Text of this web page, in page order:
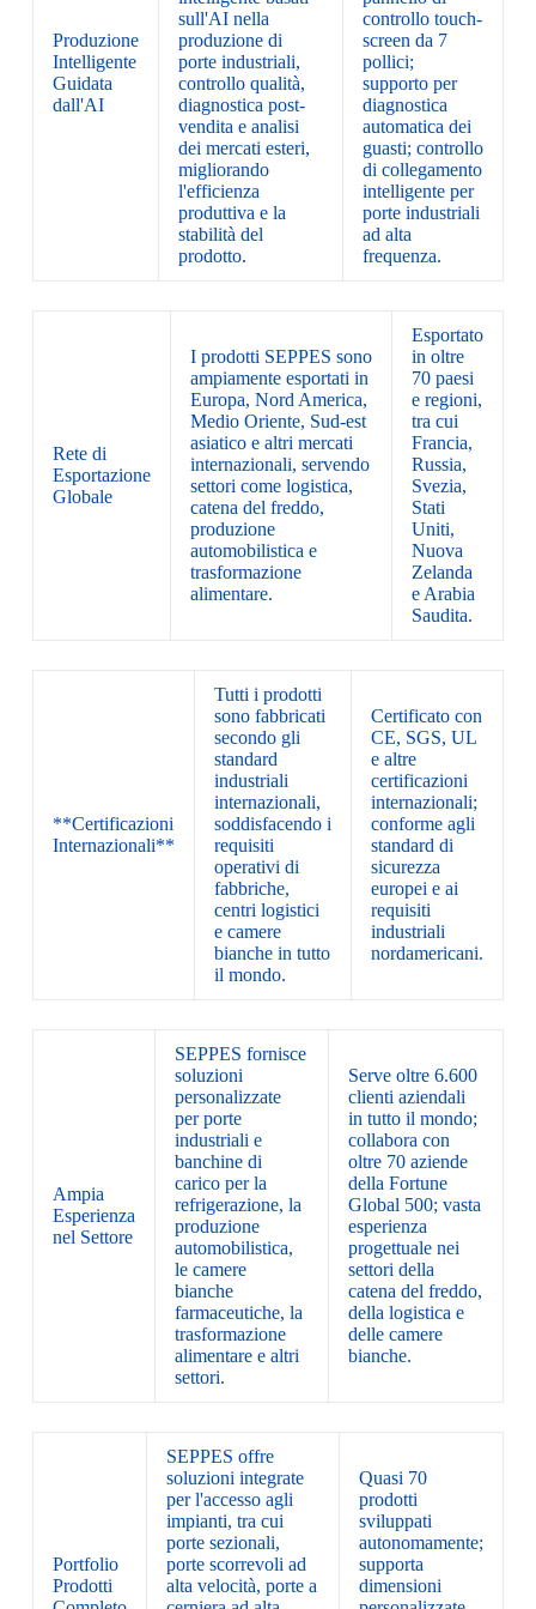
Produzione
Intelligente
Guidata
dall'AI
sull'AI nella
produzione di
porte industriali,
controllo qualità,
diagnostica post-
vendita e analisi
dei mercati esteri,
migliorando
l'efficienza
produttiva e la
stabilità del
prodotto.
controllo touch-
screen da 7
pollici;
supporto per
diagnostica
automatica dei
guasti; controllo
di collegamento
intelligente per
porte industriali
ad alta
frequenza.
Rete di
Esportazione
Globale
I prodotti SEPPES sono
ampiamente esportati in
Europa, Nord America,
Medio Oriente, Sud-est
asiatico e altri mercati
internazionali, servendo
settori come logistica,
catena del freddo,
produzione
automobilistica e
trasformazione
alimentare.
Esportato
in oltre
70 paesi
e regioni,
tra cui
Francia,
Russia,
Svezia,
Stati
Uniti,
Nuova
Zelanda
e Arabia
Saudita.
**Certificazioni
Internazionali**
Tutti i prodotti
sono fabbricati
secondo gli
standard
industriali
internazionali,
soddisfacendo i
requisiti
operativi di
fabbriche,
centri logistici
e camere
bianche in tutto
il mondo.
Certificato con
CE, SGS, UL
e altre
certificazioni
internazionali;
conforme agli
standard di
sicurezza
europei e ai
requisiti
industriali
nordamericani.
Ampia
Esperienza
nel Settore
SEPPES fornisce
soluzioni
personalizzate
per porte
industriali e
banchine di
carico per la
refrigerazione, la
produzione
automobilistica,
le camere
bianche
farmaceutiche, la
trasformazione
alimentare e altri
settori.
Serve oltre 6.600
clienti aziendali
in tutto il mondo;
collabora con
oltre 70 aziende
della Fortune
Global 500; vasta
esperienza
progettuale nei
settori della
catena del freddo,
della logistica e
delle camere
bianche.
Portfolio
Prodotti
SEPPES offre
soluzioni integrate
per l'accesso agli
impianti, tra cui
porte sezionali,
porte scorrevoli ad
alta velocità, porte a
Quasi 70
prodotti
sviluppati
autonomamente;
supporta
dimensioni